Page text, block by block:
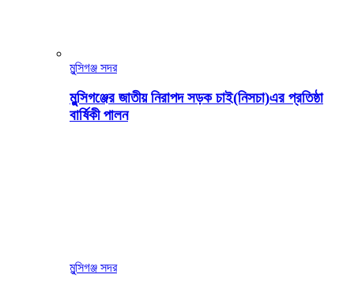
মুন্সিগঞ্জ সদর
মুন্সিগঞ্জের জাতীয় নিরাপদ সড়ক চাই(নিসচা)এর প্রতিষ্ঠা
বার্ষিকী পালন
মুন্সিগঞ্জ সদর